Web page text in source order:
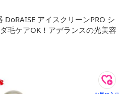
DoRAISE アイスクリーンPRO シ
毛ケアOK！アデランスの光美容